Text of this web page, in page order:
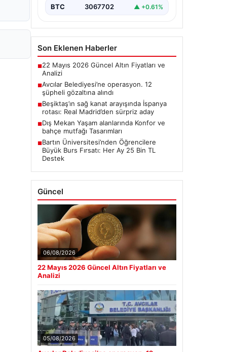
3067702 ▲ +0.61%
Son Eklenen Haberler
22 Mayıs 2026 Güncel Altın Fiyatları ve
Avcılar Belediyesi’ne operasyon. 12
şüpheli gözaltına alındı
Beşiktaş’ın sağ kanat arayışında İspanya
rotası: Real Madrid’den sürpriz aday
Dış Mekan Yaşam alanlarında Konfor ve
bahçe mutfağı Tasarımları
Bartın Üniversitesi’nden Öğrencilere
Büyük Burs Fırsatı: Her Ay 25 Bin TL
Destek
Güncel
06/08/2026
22 Mayıs 2026 Güncel Altın Fiyatları ve
05/08/2026